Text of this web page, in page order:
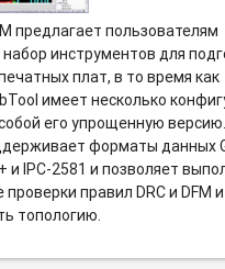
предлагает пользователям
инструментов для
плат, в то время как
имеет несколько
его упрощенную
форматы данных
и IPC-2581 и позволяет
правил DRC и DFM и
топологию.